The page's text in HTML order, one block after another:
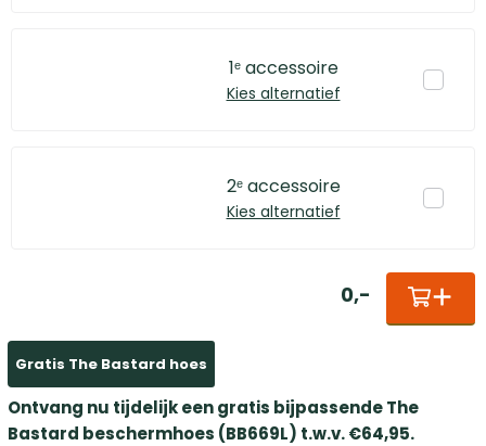
1ᵉ accessoire
Kies alternatief
2ᵉ accessoire
Kies alternatief
0,-
Gratis The Bastard hoes
Ontvang nu tijdelijk een gratis bijpassende The
Bastard beschermhoes (BB669L) t.w.v. €64,95.